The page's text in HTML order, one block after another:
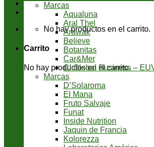
No hay productos en el carrito.
Carrito
No hay productos en el carrito.
Marcas
Aqualuna
Aral Thel
Arawak
Believe
Botanitas
Car&Mer
CI Global Business –
Marcas
D’Solaroma
El Mana
Fruto Salvaje
Funat
Inside Nutrition
Jaquin de Francia
Kolorezza